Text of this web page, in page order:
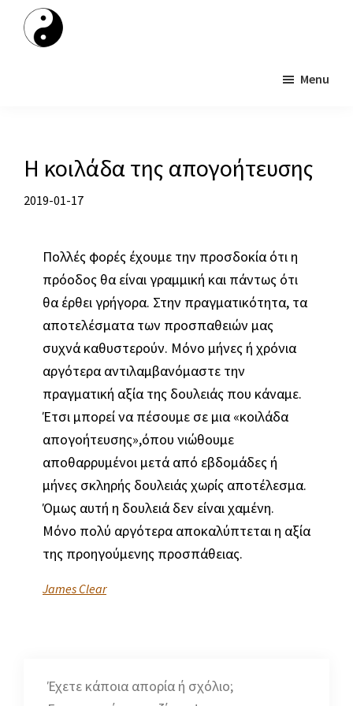
Menu
Η κοιλάδα της απογοήτευσης
2019-01-17
Πολλές φορές έχουμε την προσδοκία ότι η
πρόοδος θα είναι γραμμική και πάντως ότι
θα έρθει γρήγορα. Στην πραγματικότητα, τα
αποτελέσματα των προσπαθειών μας
συχνά καθυστερούν. Μόνο μήνες ή χρόνια
αργότερα αντιλαμβανόμαστε την
πραγματική αξία της δουλειάς που κάναμε.
Έτσι μπορεί να πέσουμε σε μια «κοιλάδα
απογοήτευσης»,όπου νιώθουμε
αποθαρρυμένοι μετά από εβδομάδες ή
μήνες σκληρής δουλειάς χωρίς αποτέλεσμα.
Όμως αυτή η δουλειά δεν είναι χαμένη.
Μόνο πολύ αργότερα αποκαλύπτεται η αξία
της προηγούμενης προσπάθειας.
James Clear
Έχετε κάποια απορία ή σχόλιο;